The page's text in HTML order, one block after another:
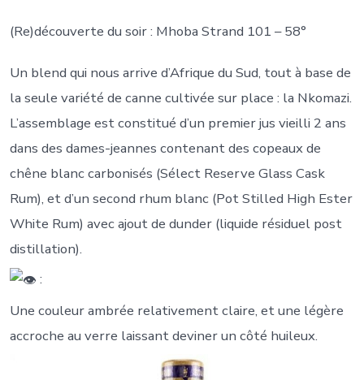
(Re)découverte du soir : Mhoba Strand 101 – 58°
Un blend qui nous arrive d’Afrique du Sud, tout à base de
la seule variété de canne cultivée sur place : la Nkomazi.
L’assemblage est constitué d’un premier jus vieilli 2 ans
dans des dames-jeannes contenant des copeaux de
chêne blanc carbonisés (Sélect Reserve Glass Cask
Rum), et d’un second rhum blanc (Pot Stilled High Ester
White Rum) avec ajout de dunder (liquide résiduel post
distillation).
:
Une couleur ambrée relativement claire, et une légère
accroche au verre laissant deviner un côté huileux.